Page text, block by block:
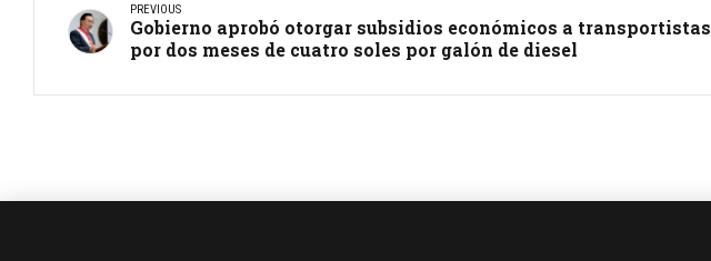
PREVIOUS
Gobierno aprobó otorgar subsidios económicos a transportistas
por dos meses de cuatro soles por galón de diesel